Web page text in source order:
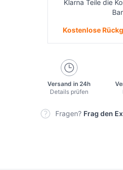
Klarna Teile die
Kostenlose
Versand in 24h
Details prüfen
Fragen? Frag den